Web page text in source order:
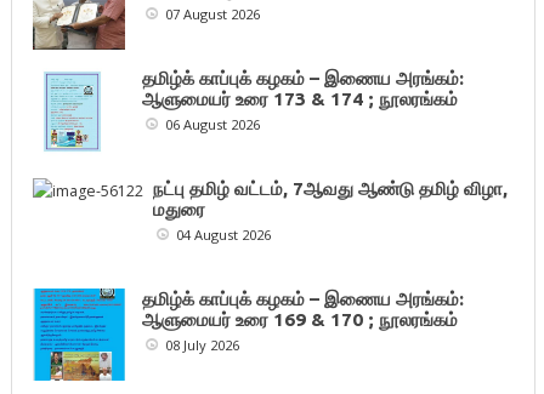
07 August 2026
தமிழ்க் காப்புக் கழகம் – இணைய அரங்கம்:
ஆளுமையர் உரை 173 & 174 ; நூலரங்கம்
06 August 2026
நட்பு தமிழ் வட்டம், 7ஆவது ஆண்டு தமிழ் விழா,
மதுரை
04 August 2026
தமிழ்க் காப்புக் கழகம் – இணைய அரங்கம்:
ஆளுமையர் உரை 169 & 170 ; நூலரங்கம்
08 July 2026